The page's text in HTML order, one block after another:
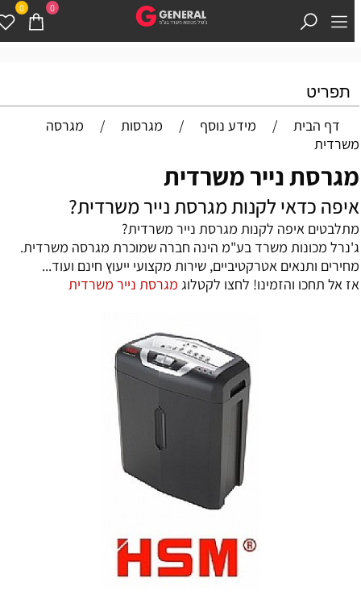
0 0
תפריט
דף הבית / מידע נוסף / מגרסות /
מגרסה
נייר משרדית
כדאי לקנות מגרסת נייר משרדית?
איפה לקנות מגרסת נייר משרדית?
מכונות משרד בע"מ הינה חברה שמוכרת מגרסה משרדית.
ותנאים אטרקטיביים, שירות מקצועי ייעוץ חינם ועוד...
אל תחכו והזמינו! לחצו לקטלוג מגרסת נייר משרדית